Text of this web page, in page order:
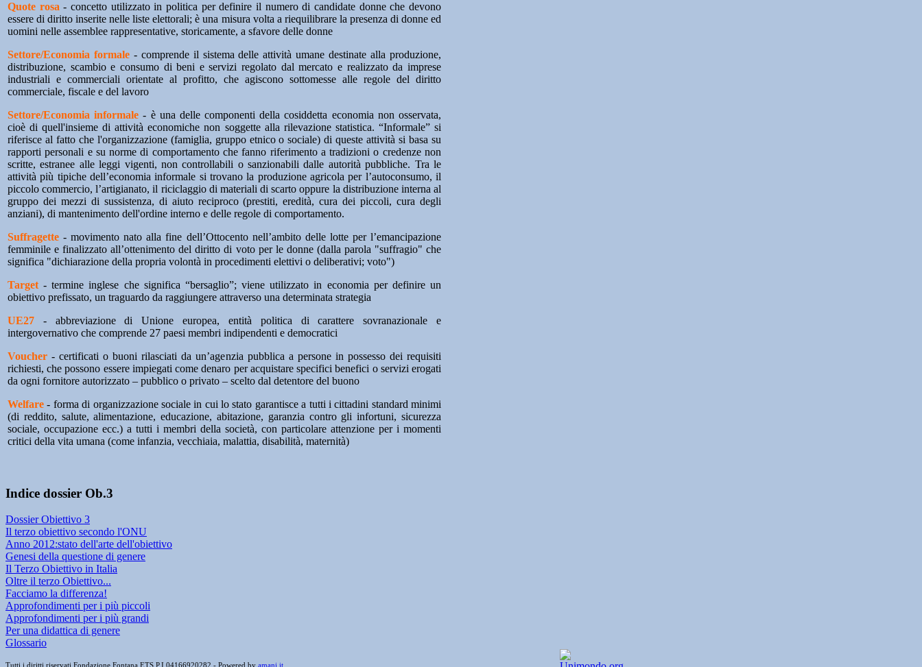
Quote rosa - concetto utilizzato in politica per definire il numero di candidate donne che devono
essere di diritto inserite nelle liste elettorali; è una misura volta a riequilibrare la presenza di donne ed
uomini nelle assemblee rappresentative, storicamente, a sfavore delle donne
Settore/Economia formale- comprende il sistema delle attività umane destinate alla produzione,
distribuzione, scambio e consumo di beni e servizi regolato dal mercato e realizzato da imprese
industriali e commerciali orientate al profitto, che agiscono sottomesse alle regole del diritto
commerciale, fiscale e del lavoro
Settore/Economia informale - è una delle componenti della cosiddetta economia non osservata,
cioè di quell'insieme di attività economiche non soggette alla rilevazione statistica. “Informale” si
riferisce al fatto che l'organizzazione (famiglia, gruppo etnico o sociale) di queste attività si basa su
rapporti personali e su norme di comportamento che fanno riferimento a tradizioni o credenze non
scritte, estranee alle leggi vigenti, non controllabili o sanzionabili dalle autorità pubbliche. Tra le
attività più tipiche dell’economia informale si trovano la produzione agricola per l’autoconsumo, il
piccolo commercio, l’artigianato, il riciclaggio di materiali di scarto oppure la distribuzione interna al
gruppo dei mezzi di sussistenza, di aiuto reciproco (prestiti, eredità, cura dei piccoli, cura degli
anziani), di mantenimento dell'ordine interno e delle regole di comportamento.
Suffragette - movimento nato alla fine dell’Ottocento nell’ambito delle lotte per l’emancipazione
femminile e finalizzato all’ottenimento del diritto di voto per le donne (dalla parola "suffragio" che
significa "dichiarazione della propria volontà in procedimenti elettivi o deliberativi; voto")
Target - termine inglese che significa “bersaglio”; viene utilizzato in economia per definire un
obiettivo prefissato, un traguardo da raggiungere attraverso una determinata strategia
UE27 - abbreviazione di Unione europea, entità politica di carattere sovranazionale e
intergovernativo che comprende 27 paesi membri indipendenti e democratici
Voucher - certificati o buoni rilasciati da un’agenzia pubblica a persone in possesso dei requisiti
richiesti, che possono essere impiegati come denaro per acquistare specifici benefici o servizi erogati
da ogni fornitore autorizzato – pubblico o privato – scelto dal detentore del buono
Welfare - forma di organizzazione sociale in cui lo stato garantisce a tutti i cittadini standard minimi
(di reddito, salute, alimentazione, educazione, abitazione, garanzia contro gli infortuni, sicurezza
sociale, occupazione ecc.) a tutti i membri della società, con particolare attenzione per i momenti
critici della vita umana (come infanzia, vecchiaia, malattia, disabilità, maternità)
Indice dossier Ob.3
Dossier Obiettivo 3
Il terzo obiettivo secondo l'ONU
Anno 2012:stato dell'arte dell'obiettivo
Genesi della questione di genere
Il Terzo Obiettivo in Italia
Oltre il terzo Obiettivo...
Facciamo la differenza!
Approfondimenti per i più piccoli
Approfondimenti per i più grandi
Per una didattica di genere
Glossario